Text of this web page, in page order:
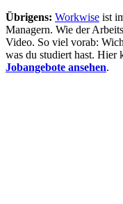
Übrigens: Workwise ist
Managern. Wie der
Video. So viel vorab:
was du studiert hast. Hier
Jobangebote ansehen.